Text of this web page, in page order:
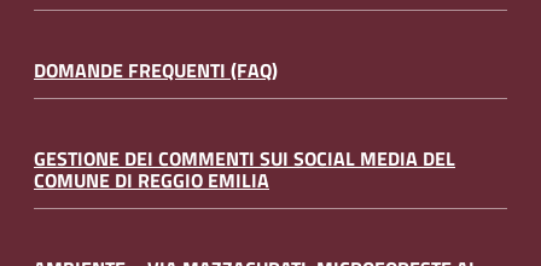
DOMANDE FREQUENTI (FAQ)
GESTIONE DEI COMMENTI SUI SOCIAL MEDIA DEL
COMUNE DI REGGIO EMILIA